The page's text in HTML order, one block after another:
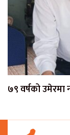
७९ वर्षको